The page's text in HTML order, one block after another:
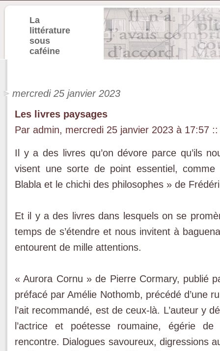
La
littérature
sous
caféine
mercredi 25 janvier 2023
Les livres paysages
Par admin, mercredi 25 janvier 2023 à 17:57 ::
Il y a des livres qu’on dévore parce qu’ils
visent une sorte de point essentiel,
Blabla et le chichi des philosophes » de
Et il y a des livres dans lesquels on se
temps de s’étendre et nous invitent à
entourent de mille attentions.
« Aurora Cornu » de Pierre Cormary, publié
préfacé par Amélie Nothomb, précédé d’une
l’ait recommandé, est de ceux-là. L’auteur y
l’actrice et poétesse roumaine, égérie
rencontre. Dialogues savoureux, digressions